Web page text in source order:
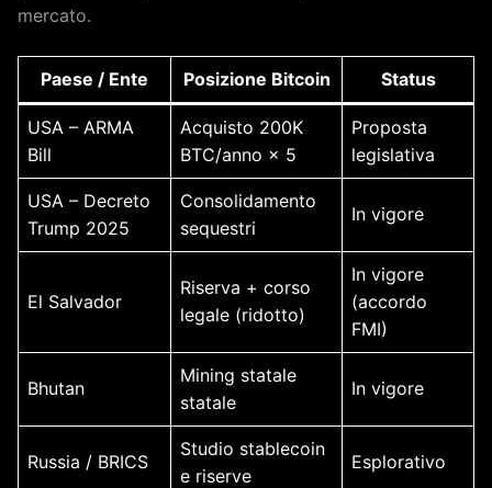
mercato.
Paese / Ente Posizione Bitcoin Status
USA – ARMA
Bill
Acquisto 200K
BTC/anno × 5
Proposta
legislativa
USA – Decreto
Trump 2025
Consolidamento
sequestri
In vigore
El Salvador
Riserva + corso
legale (ridotto)
In vigore
(accordo
FMI)
Bhutan
Mining statale
statale
In vigore
Russia / BRICS
Studio stablecoin
e riserve
Esplorativo